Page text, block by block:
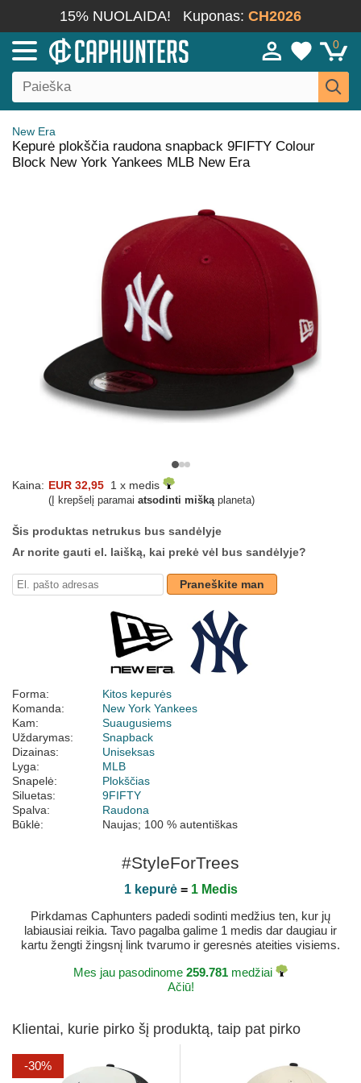
15% NUOLAIDA! Kuponas: CH2026
0
New Era
Kepurė plokščia raudona snapback 9FIFTY Colour
Block New York Yankees MLB New Era
Kaina: EUR 32,95 1 x medis
(Į krepšelį paramai atsodinti miškąplaneta)
Šis produktas netrukus bus sandėlyje
Ar norite gauti el. laišką, kai prekė vėl bus sandėlyje?
Praneškite man
Forma:
Kitos kepurės
Komanda:
New York Yankees
Kam:
Suaugusiems
Uždarymas:
Snapback
Dizainas:
Uniseksas
Lyga:
MLB
Snapelė:
Plokščias
Siluetas:
9FIFTY
Spalva:
Raudona
Būklė:
Naujas; 100 % autentiškas
#StyleForTrees
1 kepurė= 1 Medis
Pirkdamas Caphunters padedi sodinti medžius ten, kur jų
labiausiai reikia. Tavo pagalba galime 1 medis dar daugiau ir
kartu žengti žingsnį link tvarumo ir geresnės ateities visiems.
Mes jau pasodinome 259.781 medžiai
Ačiū!
Klientai, kurie pirko šį produktą, taip pat pirko
-30%